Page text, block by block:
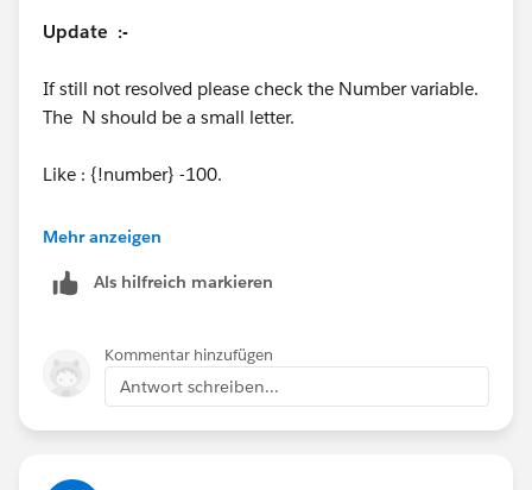
Please mark the answer as the best answer, if it solves
Thanks,
https://viewonreview.com
Update :-
If still not resolved please check the Number variable.
The N should be a small letter.
Like : {!number} -100.
Please mark as best answer if it resolved.
Mehr anzeigen
Als hilfreich markieren
Kommentar hinzufügen
Antwort schreiben...